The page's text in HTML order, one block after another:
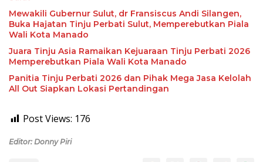
Mewakili Gubernur Sulut, dr Fransiscus Andi Silangen,
Buka Hajatan Tinju Perbati Sulut, Memperebutkan Piala
Wali Kota Manado
Juara Tinju Asia Ramaikan Kejuaraan Tinju Perbati 2026
Memperebutkan Piala Wali Kota Manado
Panitia Tinju Perbati 2026 dan Pihak Mega Jasa Kelolah
All Out Siapkan Lokasi Pertandingan
Post Views: 176
Editor: Donny Piri